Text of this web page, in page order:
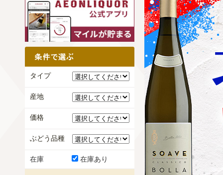
タイプ
産地
価格
ぶどう品種
在庫 在庫あり